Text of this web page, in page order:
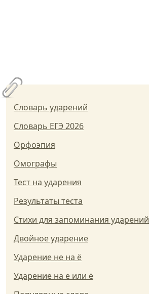
Словарь ударений
Словарь ЕГЭ 2026
Орфоэпия
Омографы
Тест на ударения
Результаты теста
Стихи для запоминания ударений
Двойное ударение
Ударение не на ё
Ударение на е или ё